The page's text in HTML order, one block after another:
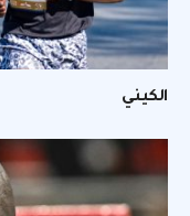
الكيني